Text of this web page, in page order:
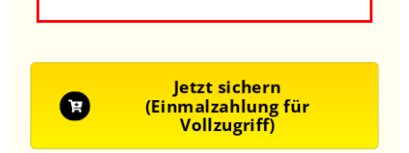
Jetzt sichern
(Einmalzahlung für
Vollzugriff)